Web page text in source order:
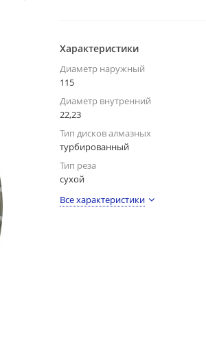
Характеристики
Диаметр наружный
115
Диаметр внутренний
22,23
Тип дисков алмазных
турбированный
Тип реза
сухой
Все характеристики